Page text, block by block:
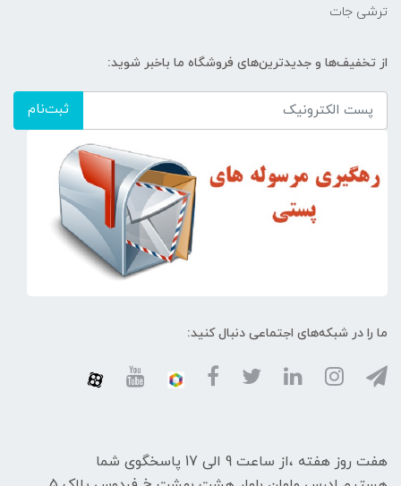
ترشی جات
از تخفیف‌ها و جدیدترین‌های فروشگاه ما باخبر شوید:
ثبت‌نام
ما را در شبکه‌های اجتماعی دنبال کنید:
هفت روز هفته ،از ساعت 9 الی 17 پاسخگوی شما